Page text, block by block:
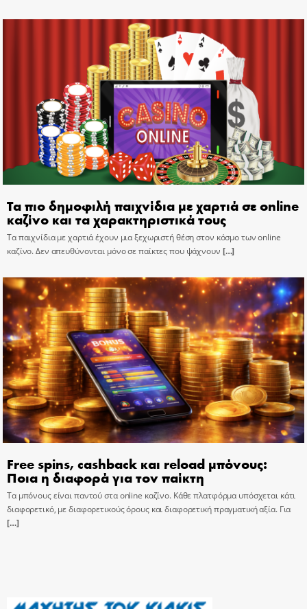
Τα πιο δημοφιλή παιχνίδια με χαρτιά σε online
καζίνο και τα χαρακτηριστικά τους
Τα παιχνίδια με χαρτιά έχουν μια ξεχωριστή θέση στον κόσμο των online
καζίνο. Δεν απευθύνονται μόνο σε παίκτες που ψάχνουν […]
Free spins, cashback και reload μπόνους:
Ποια η διαφορά για τον παίκτη
Τα μπόνους είναι παντού στα online καζίνο. Κάθε πλατφόρμα υπόσχεται κάτι
διαφορετικό, με διαφορετικούς όρους και διαφορετική πραγματική αξία. Για
[…]